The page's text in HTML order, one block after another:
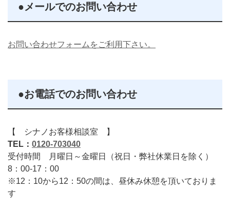
●メールでのお問い合わせ
お問い合わせフォームをご利用下さい。
●お電話でのお問い合わせ
【 シナノお客様相談室 】
TEL： 0120-703040
受付時間 月曜日～金曜日（祝日・弊社休業日を除く）
8：00-17：00
※12：10から12：50の間は、昼休み休憩を頂いておりま
す